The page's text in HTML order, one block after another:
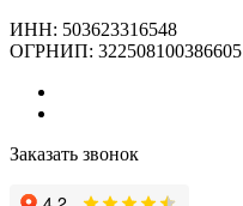
ИНН: 503623316548
ОГРНИП: 322508100386605
Заказать звонок